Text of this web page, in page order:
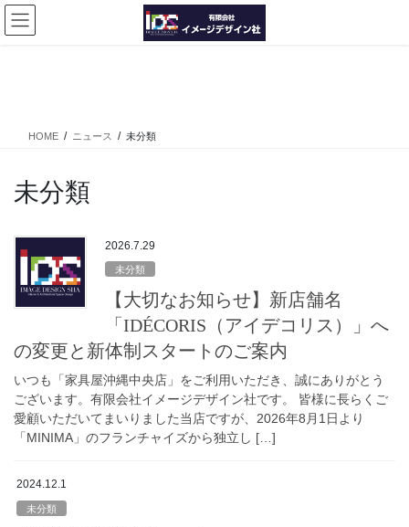
コ
ン
ナ
ビ
HOME ニュース 未分類
未分類
2026.7.29
未分類
【大切なお知らせ】新店舗名
「IDÉCORIS（アイデコリス）」へ
の変更と新体制スタートのご案内
いつも「家具屋沖縄中央店」をご利用いただき、誠にありがとう
ございます。有限会社イメージデザイン社です。 皆様に長らくご
愛顧いただいてまいりました当店ですが、2026年8月1日より
「MINIMA」のフランチャイズから独立し […]
2024.12.1
未分類